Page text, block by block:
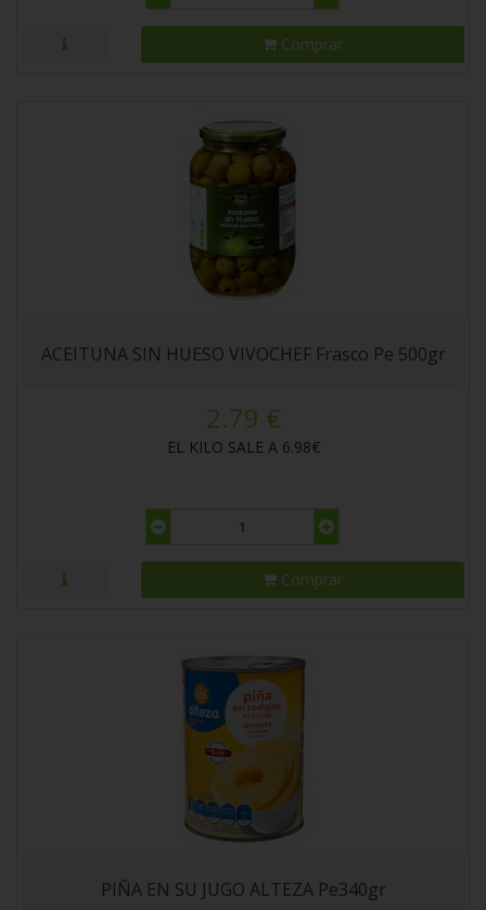
Comprar
ACEITUNA SIN HUESO VIVOCHEF Frasco Pe 500gr
2.79 €
EL KILO SALE A 6.98€
Comprar
PIÑA EN SU JUGO ALTEZA Pe340gr